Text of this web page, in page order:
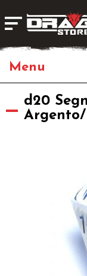
Giochi da Tavolo
Giochi di Carte
d20
Argento/